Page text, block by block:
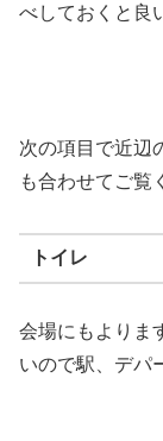
べしておくと良
次の項目で近辺
も合わせてご覧
トイレ
会場にもよりま
いので駅、デパ